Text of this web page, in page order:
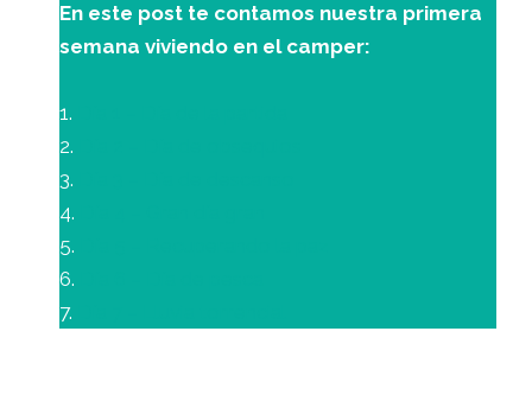
En este post te contamos nuestra primera
semana viviendo en el camper:
1.
2.
3.
4.
5.
6.
7.